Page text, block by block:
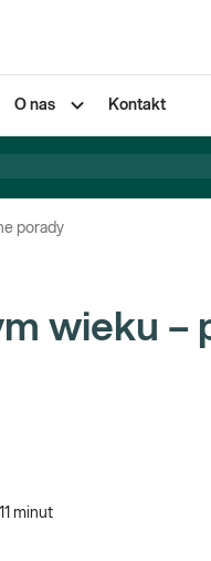
O nas Kontakt
praktyczne porady
wieku –
11 minut